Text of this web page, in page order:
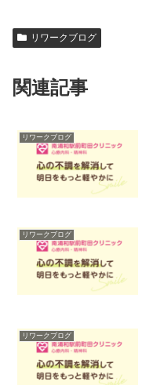
リワークブログ
関連記事
リワークブログ
リワークブログ
リワークブログ